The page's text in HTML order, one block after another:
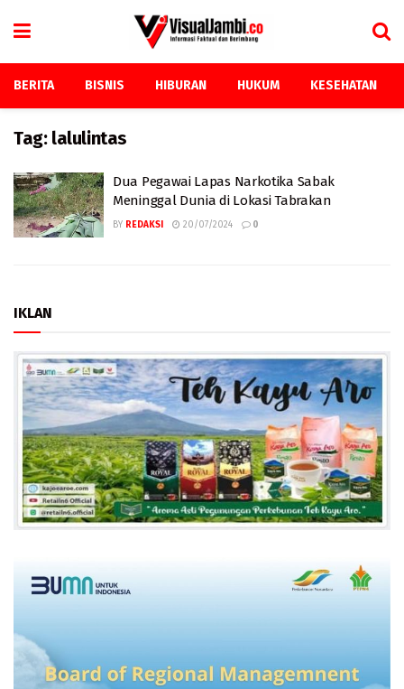
BERITA BISNIS HIBURAN HUKUM KESEHATAN
Tag: lalulintas
Dua Pegawai Lapas Narkotika Sabak
Meninggal Dunia di Lokasi Tabrakan
BY REDAKSI 20/07/2024 0
IKLAN